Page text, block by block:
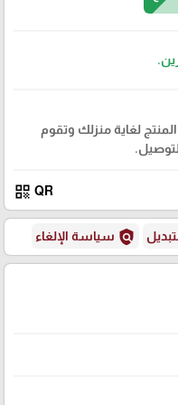
لغاية منزلك وتقوم
QR
qr_code
policy سياسة الإلغاء